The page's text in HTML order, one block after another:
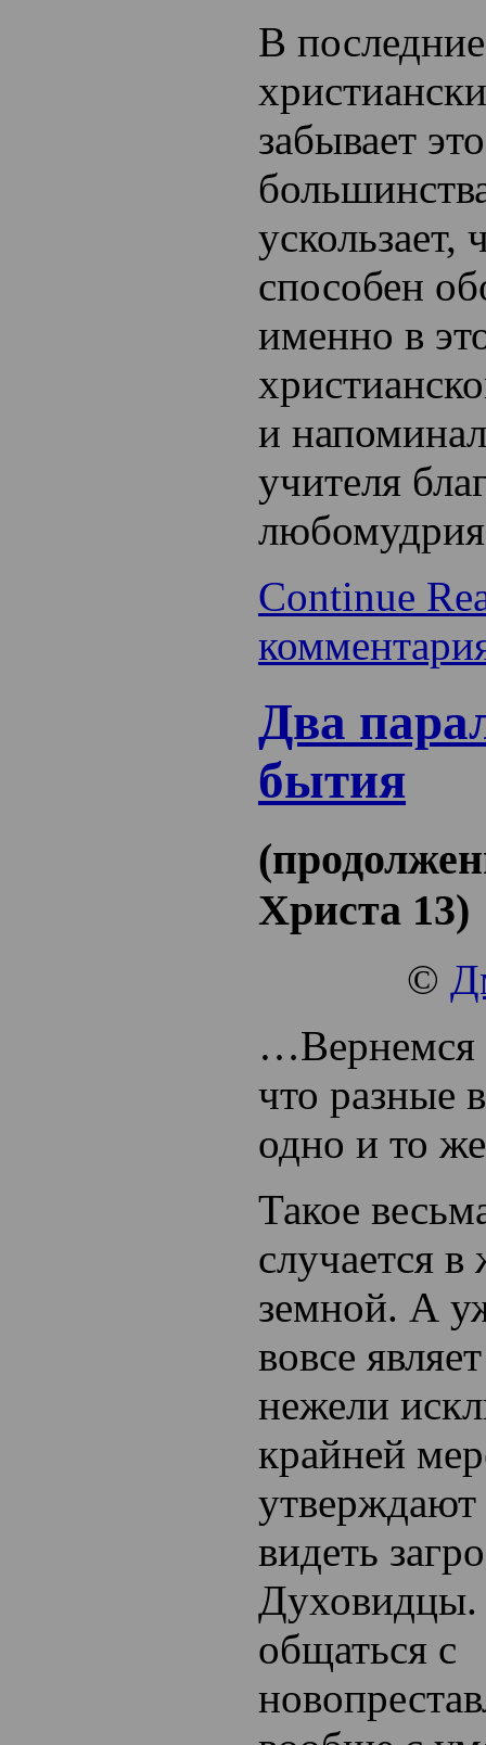
В
забывает
ускользает,
способен
именно в
и
учителя
Continue
Два
бытия
Христа 13)
©
…Вернемся
что разные
одно и то
Такое
случается
земной. А
вовсе
нежели
крайней
видеть
общаться с